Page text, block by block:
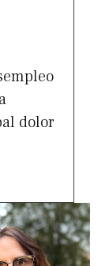
dolor